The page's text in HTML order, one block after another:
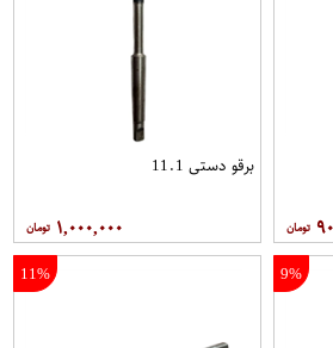
برقو دستی 11.1
۱,۰۰۰,۰۰۰
9%
11%